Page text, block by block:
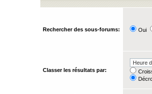
Rechercher des sous-forums: Oui
Classer les résultats par: